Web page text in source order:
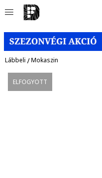
Lábbeli /Mokaszin
ELFOGYOTT